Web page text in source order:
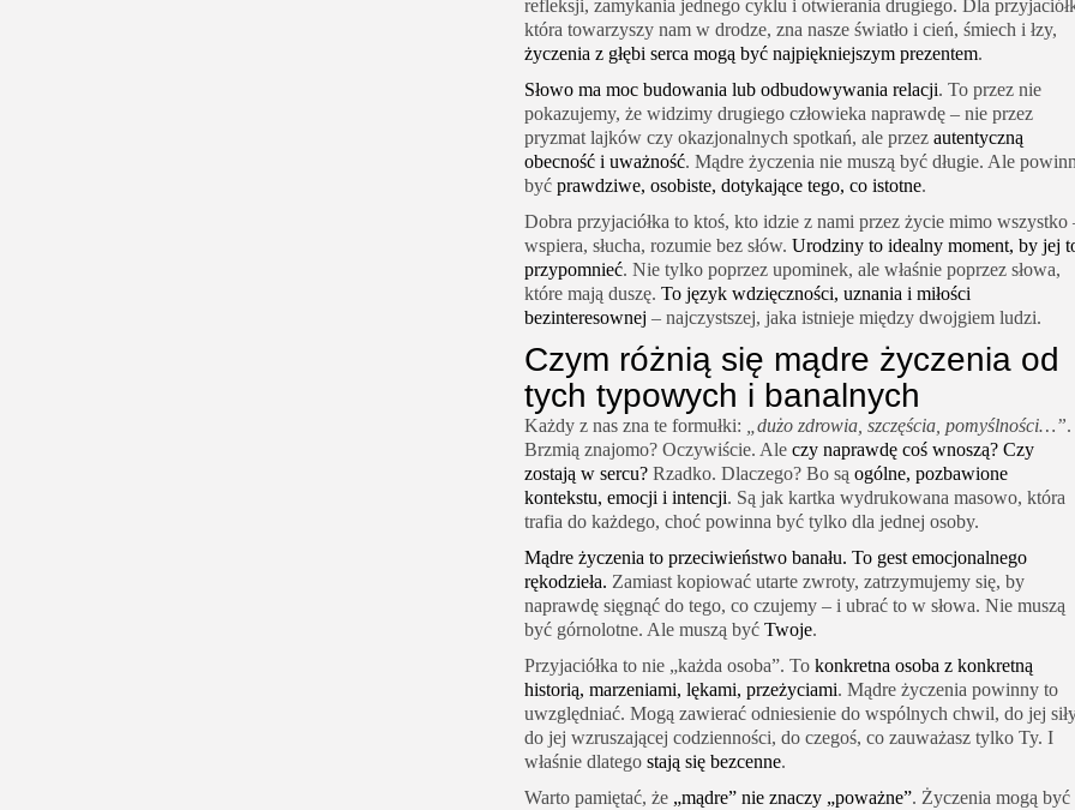
refleksji, zamykania jednego cyklu i otwierania drugiego. Dla
która towarzyszy nam w drodze, zna nasze światło i cień, śmiech i łzy,
życzenia z głębi serca mogą być najpiękniejszym prezentem.
Słowo ma moc budowania lub odbudowywania relacji. To przez nie
pokazujemy, że widzimy drugiego człowieka naprawdę – nie przez
pryzmat lajków czy okazjonalnych spotkań, ale przez autentyczną
obecność i uważność. Mądre życzenia nie muszą być długie. Ale
być prawdziwe, osobiste, dotykające tego, co istotne.
Dobra przyjaciółka to ktoś, kto idzie z nami przez życie mimo wszystko
wspiera, słucha, rozumie bez słów. Urodziny to idealny moment, by jej
przypomnieć. Nie tylko poprzez upominek, ale właśnie poprzez słowa,
które mają duszę. To język wdzięczności, uznania i miłości
bezinteresownej – najczystszej, jaka istnieje między dwojgiem ludzi.
Czym różnią się mądre życzenia od
tych typowych i banalnych
Każdy z nas zna te formułki: „dużo zdrowia, szczęścia, pomyślności…”.
Brzmią znajomo? Oczywiście. Ale czy naprawdę coś wnoszą? Czy
zostają w sercu? Rzadko. Dlaczego? Bo są ogólne, pozbawione
kontekstu, emocji i intencji. Są jak kartka wydrukowana masowo, która
trafia do każdego, choć powinna być tylko dla jednej osoby.
Mądre życzenia to przeciwieństwo banału. To gest emocjonalnego
rękodzieła. Zamiast kopiować utarte zwroty, zatrzymujemy się, by
naprawdę sięgnąć do tego, co czujemy – i ubrać to w słowa. Nie muszą
być górnolotne. Ale muszą być Twoje.
Przyjaciółka to nie „każda osoba”. To konkretna osoba z konkretną
historią, marzeniami, lękami, przeżyciami. Mądre życzenia powinny to
uwzględniać. Mogą zawierać odniesienie do wspólnych chwil, do jej
do jej wzruszającej codzienności, do czegoś, co zauważasz tylko Ty. I
właśnie dlatego stają się bezcenne.
Warto pamiętać, że „mądre” nie znaczy „poważne”. Życzenia mogą być